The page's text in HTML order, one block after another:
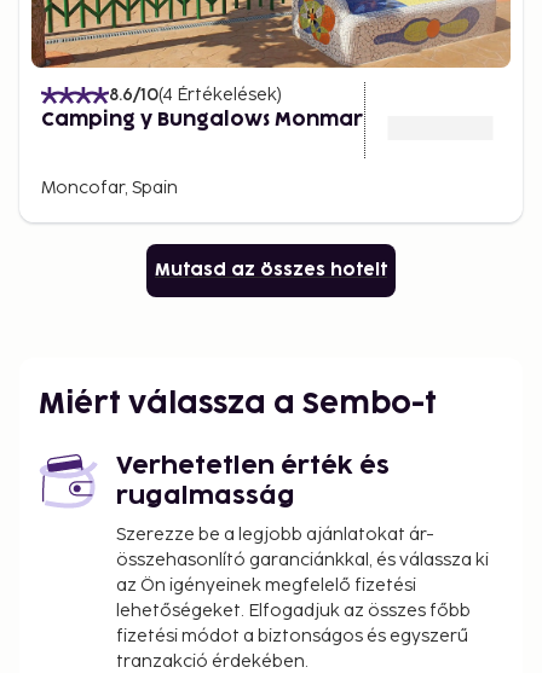
8.6/10(4 Értékelések)
Camping y Bungalows Monmar
Moncofar, Spain
Mutasd az összes hotelt
Miért válassza a Sembo-t
Verhetetlen érték és
rugalmasság
Szerezze be a legjobb ajánlatokat ár-
összehasonlító garanciánkkal, és válassza ki
az Ön igényeinek megfelelő fizetési
lehetőségeket. Elfogadjuk az összes főbb
fizetési módot a biztonságos és egyszerű
tranzakció érdekében.